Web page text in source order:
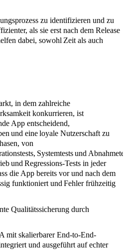
zu identifizieren und zu
als sie erst nach dem Release
dabei, sowohl Zeit als auch
in dem zahlreiche
konkurrieren, ist
App entscheidend,
und eine loyale Nutzerschaft zu
von
Systemtests und
und Regressions-Tests in jeder
die App bereits vor und nach dem
funktioniert und Fehler frühzeitig
Qualitätssicherung durch
mit skalierbarer End-to-End-
und ausgeführt auf echter